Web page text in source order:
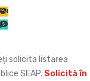
solicita listarea
SEAP. Solicită în